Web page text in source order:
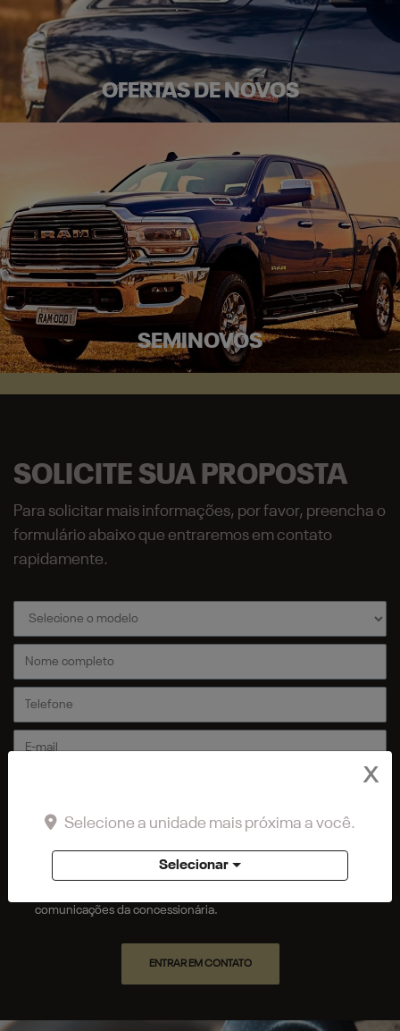
OFERTAS DE NOVOS
SEMINOVOS
SOLICITE SUA PROPOSTA
Para solicitar mais informações, por favor, preencha o
formulário abaixo que entraremos em contato
rapidamente.
Preferência de contato:
Whatsapp
Telefone Email
comunicações da concessionária.
ENTRAR EM CONTATO
X
Selecione a unidade mais próxima a você.
Selecionar